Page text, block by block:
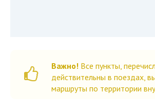
Важно! Все пункты,
действительны в поездах,
маршруты по территории